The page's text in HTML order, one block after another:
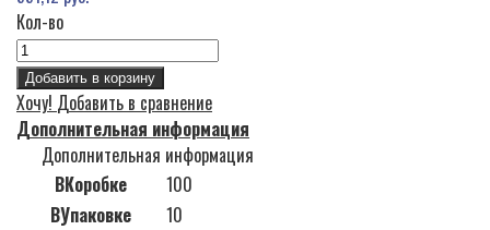
Кол-во
Добавить в корзину
Хочу! Добавить в сравнение
Дополнительная информация
Дополнительная информация
ВКоробке
100
ВУпаковке
10